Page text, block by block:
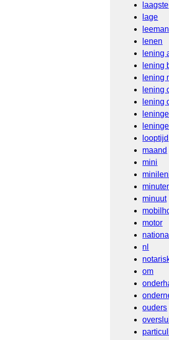
laagste
lage
lenen
lening
lening
lening
lening
lening
looptijd
maand
mini
minuut
motor
nl
om
ouders